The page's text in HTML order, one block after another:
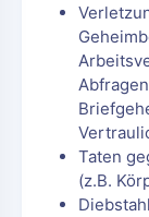
Taten
(z.B.